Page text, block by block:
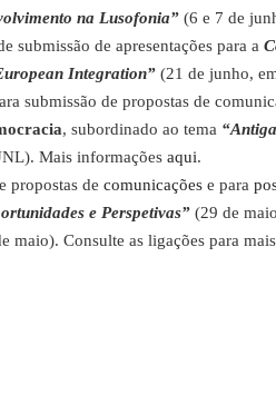
na Lusofonia” (6 e 7 de
submissão de apresentações para a
Integration” (21 de junho,
submissão de propostas de
, subordinado ao tema
Mais informações aqui.
propostas de comunicações e para
e Perspetivas” (29 de
maio). Consulte as ligações para